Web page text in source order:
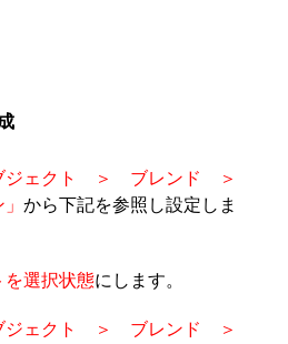
ジェクト ＞ ブレンド ＞
から下記を参照し設定しま
を選択状態にします。
ジェクト ＞ ブレンド ＞